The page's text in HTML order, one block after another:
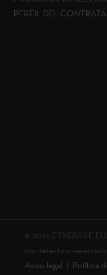
PERFIL DEL
© 2026 ETXEPARE
los derechos
Aviso legal
Política